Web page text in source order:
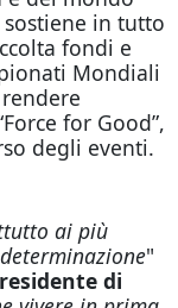
in tutto
fondi e
Mondiali
for Good”,
degli eventi.
ai più
"
di